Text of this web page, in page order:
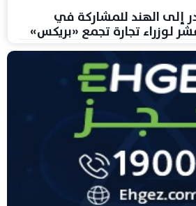
إلى الهند للمشاركة في
لوزراء تجارة تجمع «بريكس»